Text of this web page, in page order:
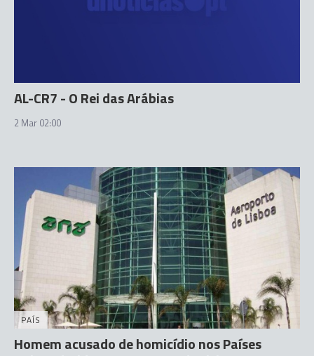
AL-CR7 - O Rei das Arábias
2 Mar 02:00
PAÍS
Homem acusado de homicídio nos Países